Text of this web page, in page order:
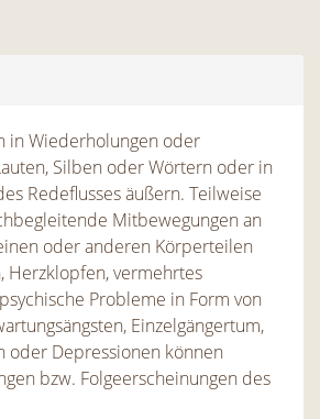
in Wiederholungen oder
Silben oder Wörtern oder in
Redeflusses äußern. Teilweise
Mitbewegungen an
oder anderen Körperteilen
Herzklopfen, vermehrtes
Probleme in Form von
Einzelgängertum,
oder Depressionen können
bzw. Folgeerscheinungen des